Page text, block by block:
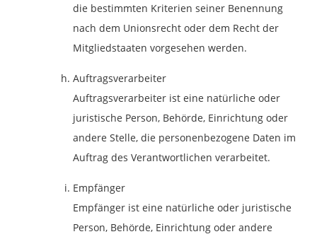
die bestimmten Kriterien seiner Benennung
nach dem Unionsrecht oder dem Recht der
Mitgliedstaaten vorgesehen werden.
Auftragsverarbeiter
Auftragsverarbeiter ist eine natürliche oder
juristische Person, Behörde, Einrichtung oder
andere Stelle, die personenbezogene Daten im
Auftrag des Verantwortlichen verarbeitet.
Empfänger
Empfänger ist eine natürliche oder juristische
Person, Behörde, Einrichtung oder andere